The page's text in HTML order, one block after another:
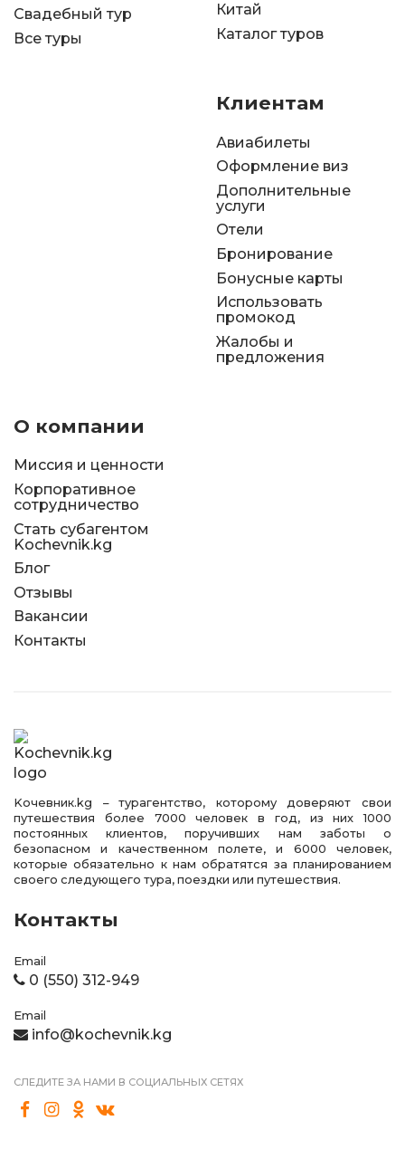
Свадебный тур
Все туры
Китай
Каталог туров
Клиентам
Авиабилеты
Оформление виз
Дополнительные
услуги
Отели
Бронирование
Бонусные карты
Использовать
промокод
Жалобы и
предложения
О компании
Миссия и ценности
Корпоративное
сотрудничество
Стать субагентом
Kochevnik.kg
Блог
Отзывы
Вакансии
Контакты
Kочевник.kg – турагентство, которому доверяют свои
путешествия более 7000 человек в год, из них 1000
постоянных клиентов, поручивших нам заботы о
безопасном и качественном полете, и 6000 человек,
которые обязательно к нам обратятся за планированием
своего следующего тура, поездки или путешествия.
Контакты
Email
0 (550) 312-949
Email
info@kochevnik.kg
СЛЕДИТЕ ЗА НАМИ В СОЦИАЛЬНЫХ СЕТЯХ